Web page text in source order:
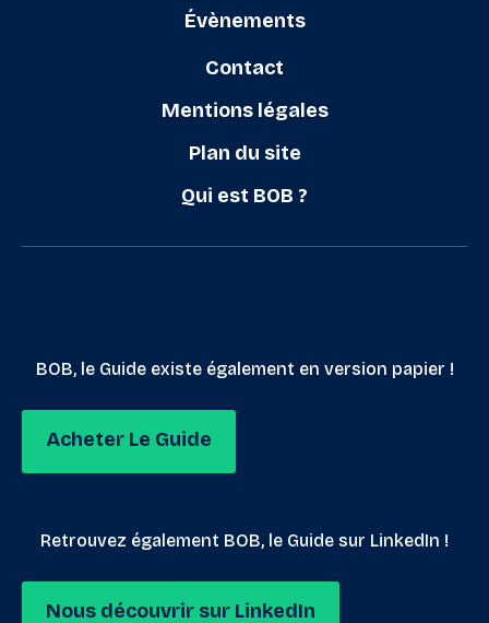
Évènements
Contact
Mentions légales
Plan du site
Qui est BOB ?
BOB, le Guide existe également en version papier !
Acheter Le Guide
Retrouvez également BOB, le Guide sur LinkedIn !
Nous découvrir sur LinkedIn